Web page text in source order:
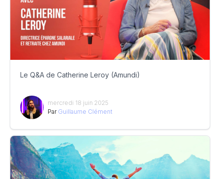
Le Q&A de Catherine Leroy (Amundi)
mercredi 18 juin 2025
Par Guillaume Clément